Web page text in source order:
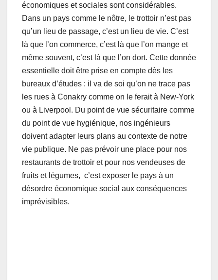
économiques et sociales sont considérables.
Dans un pays comme le nôtre, le trottoir n’est pas
qu’un lieu de passage, c’est un lieu de vie. C’est
là que l’on commerce, c’est là que l’on mange et
même souvent, c’est là que l’on dort. Cette donnée
essentielle doit être prise en compte dès les
bureaux d’études : il va de soi qu’on ne trace pas
les rues à Conakry comme on le ferait à New-York
ou à Liverpool. Du point de vue sécuritaire comme
du point de vue hygiénique, nos ingénieurs
doivent adapter leurs plans au contexte de notre
vie publique. Ne pas prévoir une place pour nos
restaurants de trottoir et pour nos vendeuses de
fruits et légumes, c’est exposer le pays à un
désordre économique social aux conséquences
imprévisibles.